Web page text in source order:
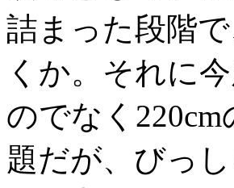
詰まった段階
くか。それに
のでなく
題だが、びっ